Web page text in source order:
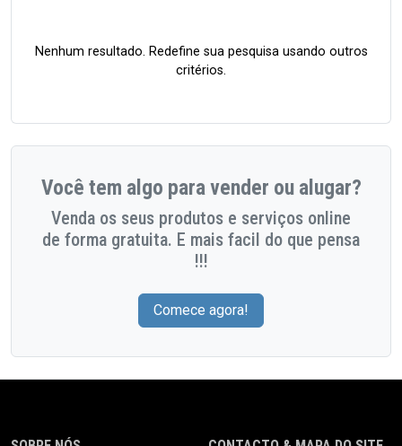
Nenhum resultado. Redefine sua pesquisa usando outros
critérios.
Você tem algo para vender ou alugar?
Venda os seus produtos e serviços online
de forma gratuita. E mais facil do que pensa
!!!
Comece agora!